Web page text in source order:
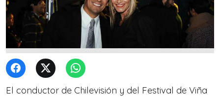
El conductor de Chilevisión y del Festival de Viña